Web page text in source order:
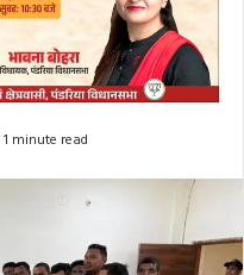
1 minute read